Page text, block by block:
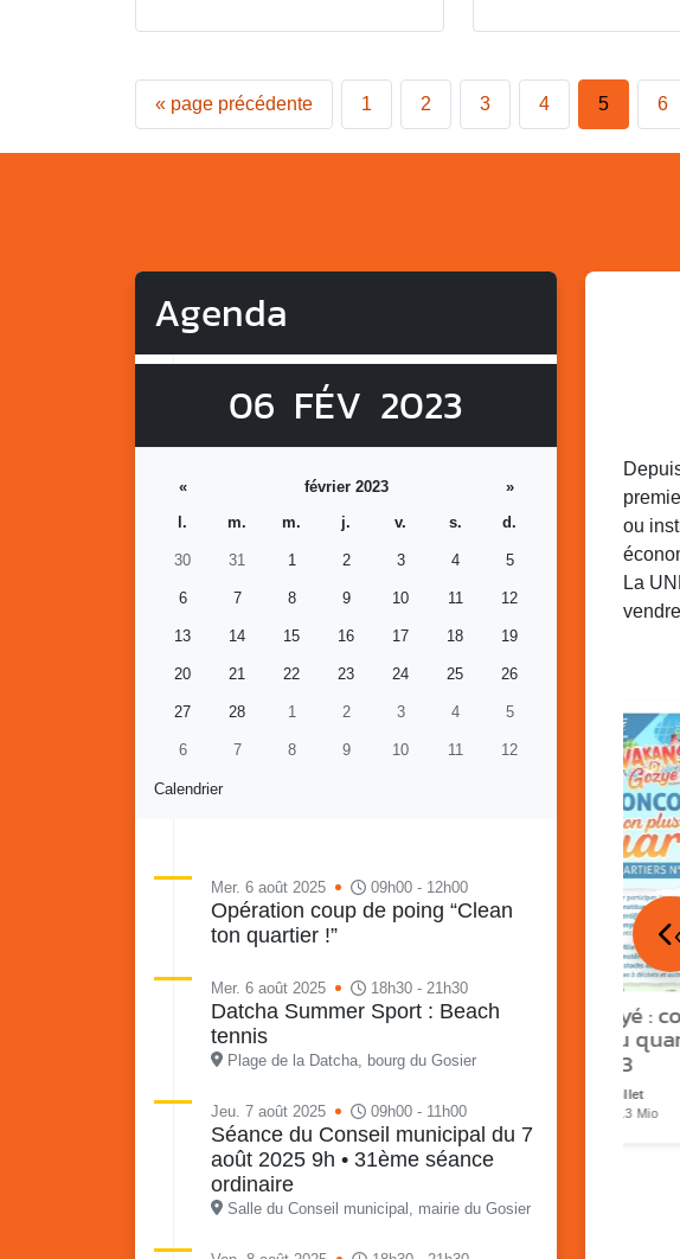
« page précédente 1 2 3 4 5 6
Agenda
06 FÉV 2023
Calendrier
« février 2023
»
l.
m. m. j. v. s. d.
30 31 1 2 3 4 5
6 7 8 9 10 11 12
13 14 15 16 17 18 19
20 21 22 23 24 25 26
27 28 1 2 3 4 5
6 7 8 9 10 11 12
Mer. 6 août 2025 09h00 - 12h00
Opération coup de poing “Clean
ton quartier !”
Mer. 6 août 2025 18h30 - 21h30
Datcha Summer Sport : Beach
tennis
Plage de la Datcha, bourg du Gosier
Jeu. 7 août 2025 09h00 - 11h00
Séance du Conseil municipal du 7
août 2025 9h • 31ème séance
ordinaire
Salle du Conseil municipal, mairie du Gosier
ou
La
Retour en images sur
du samedi 18 juillet : Partir
en livre, fête du conseil de
quartier n°3, Gosier beach
summer volley
PDF - 5.1 Mio
Vakans o Gozyé :
mon plus beau
& 3
17 juillet
PDF - 1.3 Mio
‹